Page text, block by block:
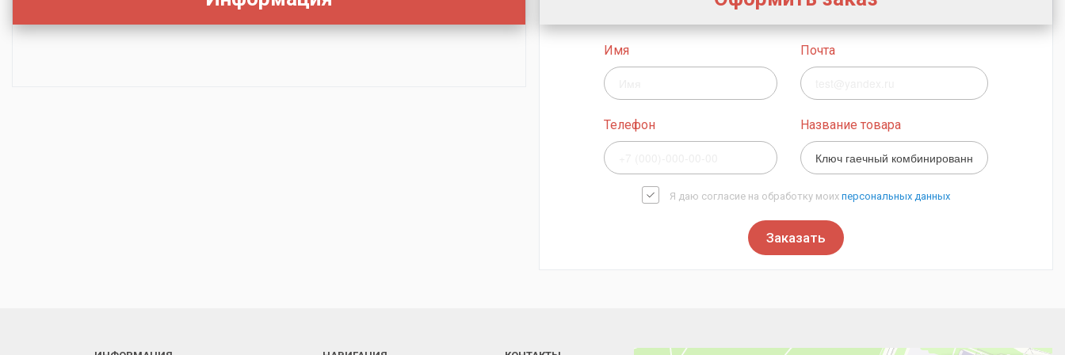
Имя Почта
Телефон Название товара
Я даю согласие на обработку моих персональных данных
Заказать